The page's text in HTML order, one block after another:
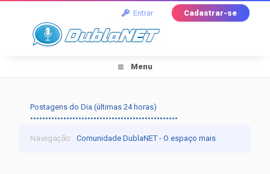
Entrar Cadastrar-se
Menu
Postagens do Dia (últimas 24 horas)
•••••••••••••••••••••••••••••••••••••••••••••••••
Navegação:Comunidade DublaNET - O espaço mais